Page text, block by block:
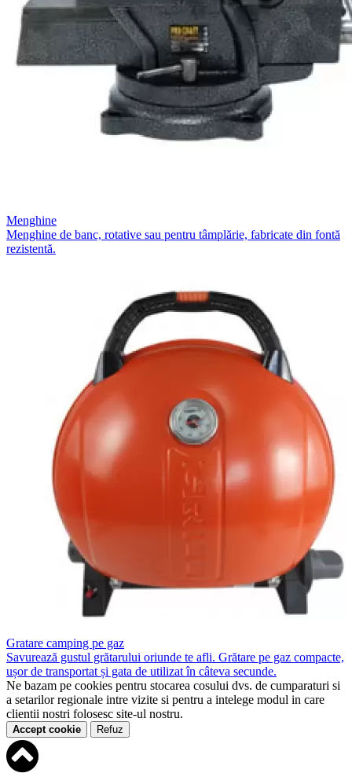
Menghine
Menghine de banc, rotative sau pentru tâmplărie, fabricate din fontă
rezistentă.
Gratare camping pe gaz
Savurează gustul grătarului oriunde te afli. Grătare pe gaz compacte,
ușor de transportat și gata de utilizat în câteva secunde.
Ne bazam pe cookies pentru stocarea cosului dvs. de cumparaturi si
a setarilor regionale intre vizite si pentru a intelege modul in care
clientii nostri folosesc site-ul nostru.
Accept cookie Refuz